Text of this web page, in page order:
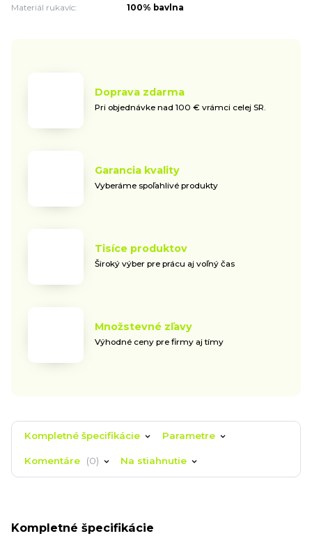
Materiál rukavíc:
100% bavlna
Doprava zdarma
Pri objednávke nad 100 € vrámci celej SR.
Garancia kvality
Vyberáme spoľahlivé produkty
Tisíce produktov
Široký výber pre prácu aj voľný čas
Množstevné zľavy
Výhodné ceny pre firmy aj tímy
Kompletné špecifikácie Parametre
Komentáre 0 Na stiahnutie
Kompletné špecifikácie